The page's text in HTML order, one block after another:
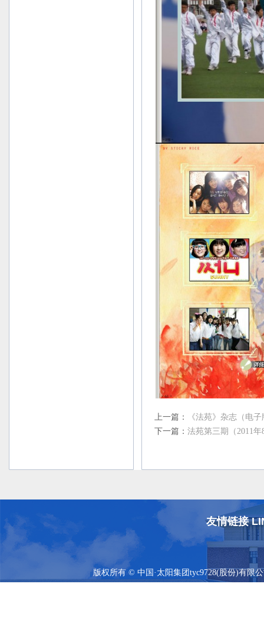
上一篇：
《法苑》杂志（电
下一篇： 法苑第三期（2011
友情链接
版权所有 © 中国·太阳集团tyc9728(股份)有